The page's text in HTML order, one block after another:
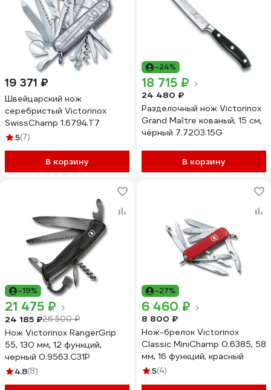
19 371 ₽
Швейцарский нож
серебристый Victorinox
SwissChamp 1.6794.T7
5(7)
В корзину
-24%
18 715 ₽
24 480 ₽
Разделочный нож Victorinox
Grand Maître кованый, 15 см,
чёрный 7.7203.15G
В корзину
-19%
21 475 ₽
24 185 ₽26 500 ₽
Нож Victorinox RangerGrip
55, 130 мм, 12 функций,
черный 0.9563.C31P
4.8(8)
-27%
6 460 ₽
8 800 ₽
Нож-брелок Victorinox
Classic MiniChamp 0.6385, 58
мм, 16 функций, красный
5(4)